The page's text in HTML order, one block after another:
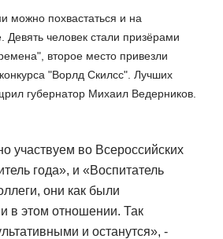
можно похвастаться и на
Девять человек стали призёрами
второе место привезли
"Ворлд Скилсс". Лучших
губернатор Михаил Ведерников.
участвуем во Всероссийских
года», и «Воспитатель
они как были
в этом отношении. Так
и останутся», -